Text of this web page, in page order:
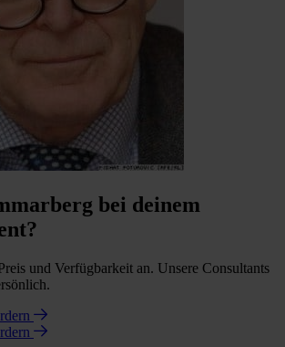
bei deinem
und Verfügbarkeit an. Unsere Consultants